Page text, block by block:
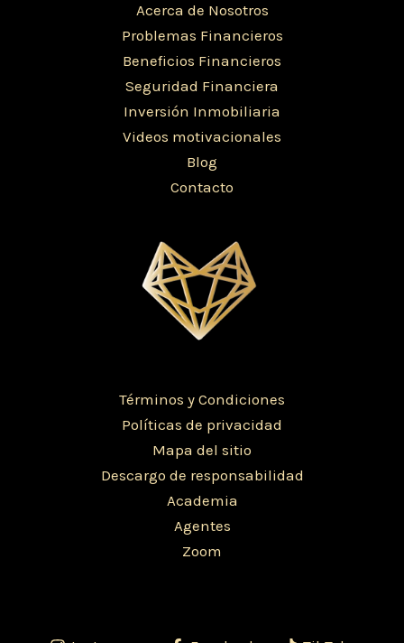
Acerca de Nosotros
Problemas Financieros
Beneficios Financieros
Seguridad Financiera
Inversión Inmobiliaria
Videos motivacionales
Blog
Contacto
Términos y Condiciones
Políticas de privacidad
Mapa del sitio
Descargo de responsabilidad
Academia
Agentes
Zoom